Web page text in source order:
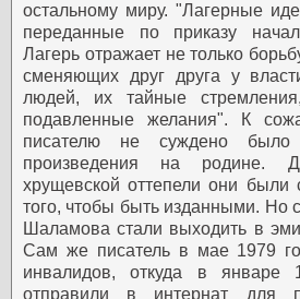
остальному миру. "Лагерные
переданные по приказу
Лагерь отражает не только
сменяющих друг друга у
людей, их тайные
подавленные желания". К
писателю не суждено было
произведения на родине.
хрущевской оттепели они
того, чтобы быть изданными. Но
Шаламова стали выходить в
Сам же писатель в мае 1979
инвалидов, откуда в январе
отправили в интернат для